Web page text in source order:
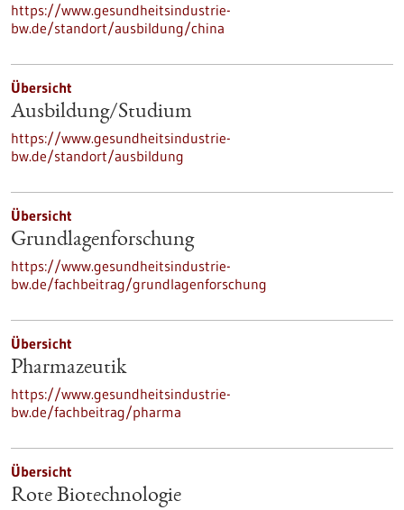
https://www.gesundheitsindustrie-
bw.de/standort/ausbildung/china
Übersicht
Ausbildung/Studium
https://www.gesundheitsindustrie-
bw.de/standort/ausbildung
Übersicht
Grundlagenforschung
https://www.gesundheitsindustrie-
bw.de/fachbeitrag/grundlagenforschung
Übersicht
Pharmazeutik
https://www.gesundheitsindustrie-
bw.de/fachbeitrag/pharma
Übersicht
Rote Biotechnologie